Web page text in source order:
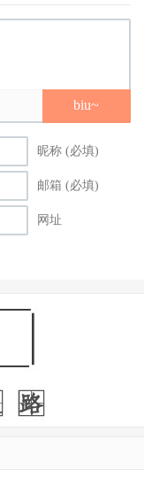
biu~
昵称 (必填)
邮箱 (必填)
网址